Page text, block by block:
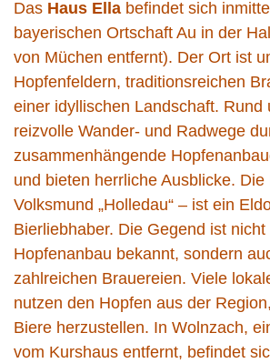
Das Haus Ella befindet sich
bayerischen Ortschaft Au in der
von Müchen entfernt). Der Ort ist
Hopfenfeldern, traditionsreichen
einer idyllischen Landschaft. Rund
reizvolle Wander- und Radwege
zusammenhängende
und bieten herrliche Ausblicke. Die
Volksmund „Holledau“ – ist ein
Bierliebhaber. Die Gegend ist
Hopfenanbau bekannt, sondern
zahlreichen Brauereien. Viele
nutzen den Hopfen aus der
Biere herzustellen. In Wolnzach,
vom Kurshaus entfernt, befindet